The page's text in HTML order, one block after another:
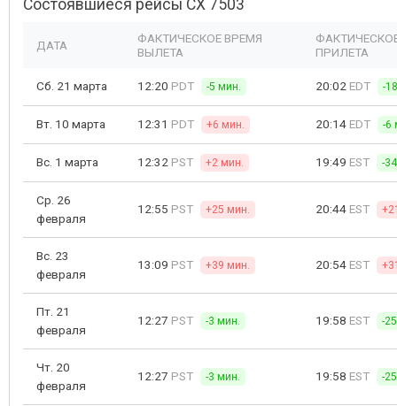
Состоявшиеся рейсы CX 7503
ДАТА
ФАКТИЧЕСКОЕ ВРЕМЯ
ВЫЛЕТА
ПРИЛЕТА
Сб. 21 марта 12:20 PDT -5 мин. 20:02 EDT -
Вт. 10 марта 12:31 PDT +6 мин. 20:14 EDT -6
Вс. 1 марта 12:32 PST +2 мин. 19:49 EST -
Ср. 26
февраля
12:55 PST +25 мин. 20:44 EST
Вс. 23
февраля
13:09 PST +39 мин. 20:54 EST
Пт. 21
февраля
12:27 PST -3 мин. 19:58 EST -
Чт. 20
февраля
12:27 PST -3 мин. 19:58 EST -